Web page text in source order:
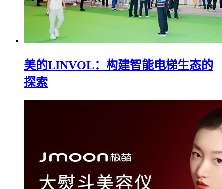
美的LINVOL：构建智能电梯生态的
探索